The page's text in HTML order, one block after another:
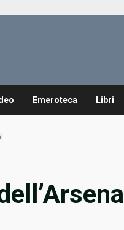
Emeroteca Libri